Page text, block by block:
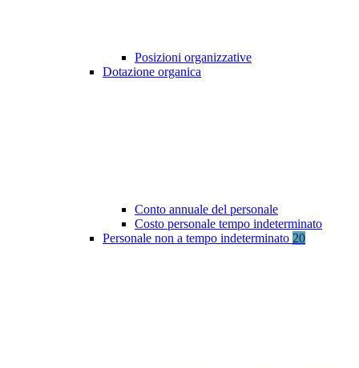
Posizioni organizzative
Dotazione organica
Conto annuale del personale
Costo personale tempo indeterminato
Personale non a tempo indeterminato 20